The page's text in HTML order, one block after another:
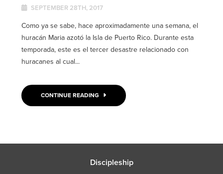
SEPTEMBER 28TH, 2017
Como ya se sabe, hace aproximadamente una semana, el
huracán Maria azotó la Isla de Puerto Rico. Durante esta
temporada, este es el tercer desastre relacionado con
huracanes al cual...
CONTINUE READING
Discipleship